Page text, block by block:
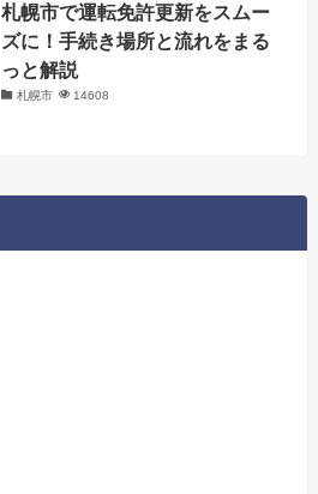
札幌市で運転免許更新をスムー
ズに！手続き場所と流れをまる
っと解説
札幌市 14608